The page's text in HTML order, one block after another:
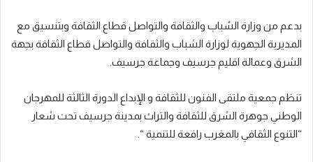
بدعم من وزارة الشباب والثقافة والتواصل قطاع الثقافة وبتنسيق مع
المديرية الجهوية لوزارة الشباب والثقافة والتواصل قطاع الثقافة بجهة
الشرق وعمالة اقليم جرسيف وجماعة جرسيف.
تنظم جمعية ملتقى الفنون للثقافة و الإبداع الدورة الثالثة للمهرجان
الوطني جوهرة الشرق للثقافة والتراث بمدينة جرسيف تحت شعار
“التنوع الثقافي بالمغرب رافعة للتنمية “.